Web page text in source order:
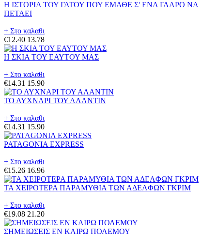
Η ΙΣΤΟΡΙΑ ΤΟΥ ΓΑΤΟΥ ΠΟΥ ΕΜΑΘΕ Σ' ΕΝΑ ΓΛΑΡΟ ΝΑ
ΠΕΤΑΕΙ
+ Στο καλαθι
€12.40 13.78
Η ΣΚΙΑ ΤΟΥ ΕΑΥΤΟΥ ΜΑΣ
+ Στο καλαθι
€14.31 15.90
ΤΟ ΛΥΧΝΑΡΙ ΤΟΥ ΑΛΑΝΤΙΝ
+ Στο καλαθι
€14.31 15.90
PATAGONIA EXPRESS
+ Στο καλαθι
€15.26 16.96
ΤΑ ΧΕΙΡΟΤΕΡΑ ΠΑΡΑΜΥΘΙΑ ΤΩΝ ΑΔΕΛΦΩΝ ΓΚΡΙΜ
+ Στο καλαθι
€19.08 21.20
ΣΗΜΕΙΩΣΕΙΣ ΕΝ ΚΑΙΡΩ ΠΟΛΕΜΟΥ